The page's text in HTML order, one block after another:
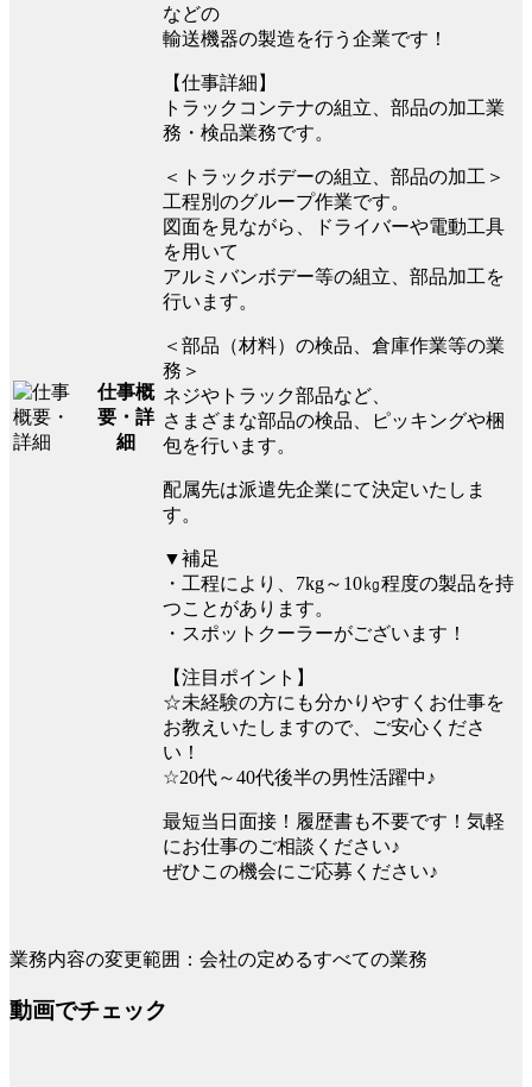
仕事概
要・詳
細
などの
輸送機器の製造を行う企業です！
【仕事詳細】
トラックコンテナの組立、部品の加工業
務・検品業務です。
＜トラックボデーの組立、部品の加工＞
工程別のグループ作業です。
図面を見ながら、ドライバーや電動工具
を用いて
アルミバンボデー等の組立、部品加工を
行います。
＜部品（材料）の検品、倉庫作業等の業
務＞
ネジやトラック部品など、
さまざまな部品の検品、ピッキングや梱
包を行います。
配属先は派遣先企業にて決定いたしま
す。
▼補足
・工程により、7kg～10㎏程度の製品を持
つことがあります。
・スポットクーラーがございます！
【注目ポイント】
☆未経験の方にも分かりやすくお仕事を
お教えいたしますので、ご安心くださ
い！
☆20代～40代後半の男性活躍中♪
最短当日面接！履歴書も不要です！気軽
にお仕事のご相談ください♪
ぜひこの機会にご応募ください♪
業務内容の変更範囲：会社の定めるすべての業務
動画でチェック